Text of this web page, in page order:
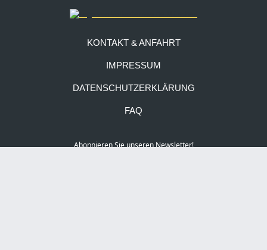
KONTAKT & ANFAHRT
IMPRESSUM
DATENSCHUTZERKLÄRUNG
FAQ
Abonnieren Sie unseren Newsletter!